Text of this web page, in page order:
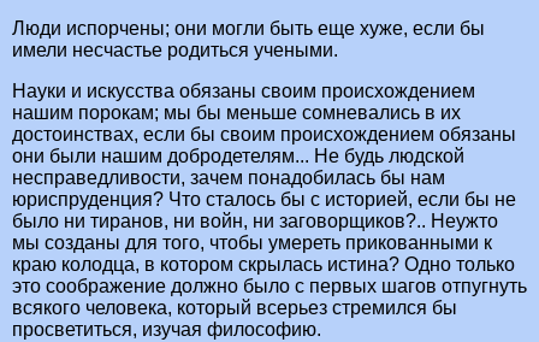
Люди испорчены; они могли быть еще хуже, если бы
имели несчастье родиться учеными.
Науки и искусства обязаны своим происхождением
нашим порокам; мы бы меньше сомневались в их
достоинствах, если бы своим происхождением обязаны
они были нашим добродетелям... Не будь людской
несправедливости, зачем понадобилась бы нам
юриспруденция? Что сталось бы с историей, если бы не
было ни тиранов, ни войн, ни заговорщиков?.. Неужто
мы созданы для того, чтобы умереть прикованными к
краю колодца, в котором скрылась истина? Одно только
это соображение должно было с первых шагов отпугнуть
всякого человека, который всерьез стремился бы
просветиться, изучая философию.